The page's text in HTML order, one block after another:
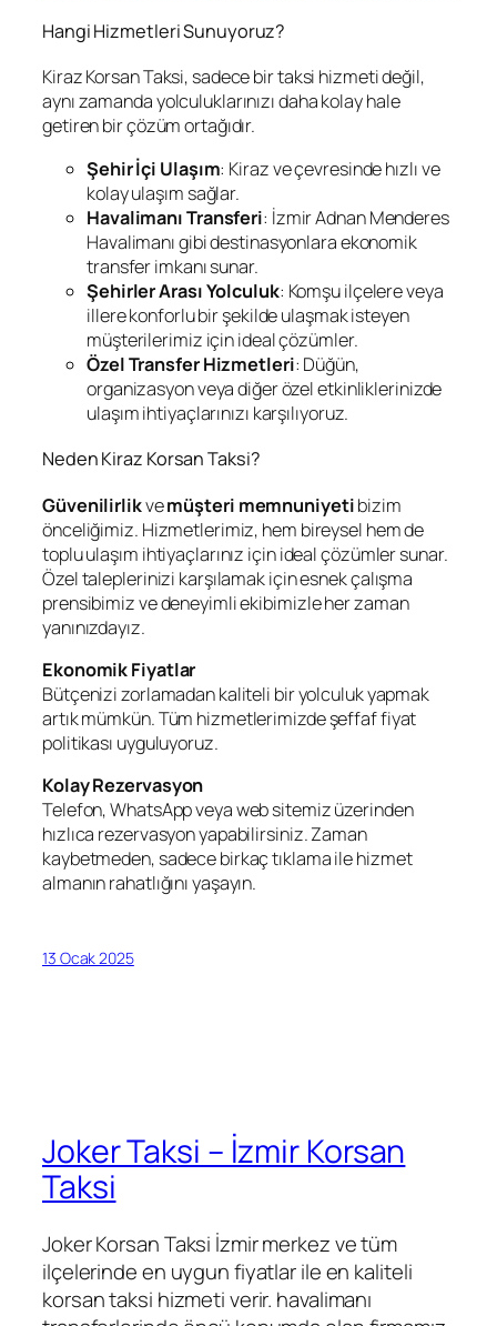
Hangi Hizmetleri Sunuyoruz?
Kiraz Korsan Taksi, sadece bir taksi hizmeti değil,
aynı zamanda yolculuklarınızı daha kolay hale
getiren bir çözüm ortağıdır.
Şehir İçi Ulaşım: Kiraz ve çevresinde hızlı ve
kolay ulaşım sağlar.
Havalimanı Transferi: İzmir Adnan Menderes
Havalimanı gibi destinasyonlara ekonomik
transfer imkanı sunar.
Şehirler Arası Yolculuk: Komşu ilçelere veya
illere konforlu bir şekilde ulaşmak isteyen
müşterilerimiz için ideal çözümler.
Özel Transfer Hizmetleri: Düğün,
organizasyon veya diğer özel etkinliklerinizde
ulaşım ihtiyaçlarınızı karşılıyoruz.
Neden Kiraz Korsan Taksi?
Güvenilirlikvemüşteri memnuniyetibizim
önceliğimiz. Hizmetlerimiz, hem bireysel hem de
toplu ulaşım ihtiyaçlarınız için ideal çözümler sunar.
Özel taleplerinizi karşılamak için esnek çalışma
prensibimiz ve deneyimli ekibimizle her zaman
yanınızdayız.
Ekonomik Fiyatlar
Bütçenizi zorlamadan kaliteli bir yolculuk yapmak
artık mümkün. Tüm hizmetlerimizde şeffaf fiyat
politikası uyguluyoruz.
Kolay Rezervasyon
Telefon, WhatsApp veya web sitemiz üzerinden
hızlıca rezervasyon yapabilirsiniz. Zaman
kaybetmeden, sadece birkaç tıklama ile hizmet
almanın rahatlığını yaşayın.
13 Ocak 2025
Joker Taksi – İzmir Korsan
Taksi
Joker Korsan Taksi İzmir merkez ve tüm
ilçelerinde en uygun fiyatlar ile en kaliteli
korsan taksi hizmeti verir. havalimanı